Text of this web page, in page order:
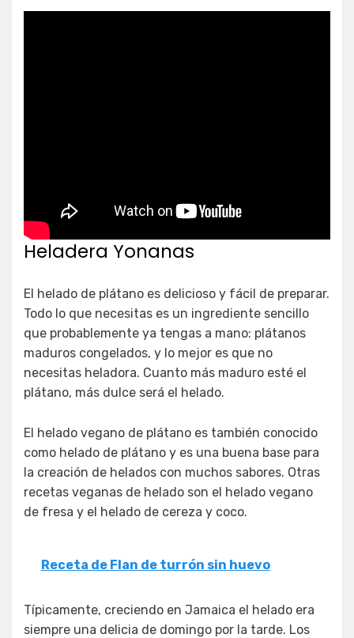
Heladera Yonanas
El helado de plátano es delicioso y fácil de preparar.
Todo lo que necesitas es un ingrediente sencillo
que probablemente ya tengas a mano: plátanos
maduros congelados, y lo mejor es que no
necesitas heladora. Cuanto más maduro esté el
plátano, más dulce será el helado.
El helado vegano de plátano es también conocido
como helado de plátano y es una buena base para
la creación de helados con muchos sabores. Otras
recetas veganas de helado son el helado vegano
de fresa y el helado de cereza y coco.
Receta de Flan de turrón sin huevo
Típicamente, creciendo en Jamaica el helado era
siempre una delicia de domingo por la tarde. Los